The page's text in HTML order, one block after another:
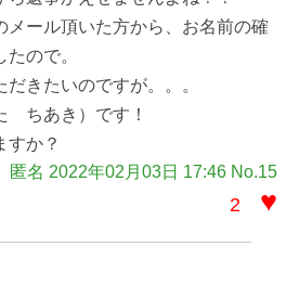
メール頂いた方から、お名前の確
ので。
きたいのですが。。。
ちあき）です！
すか？
匿名 2022年02月03日 17:46 No.15
2 ♥